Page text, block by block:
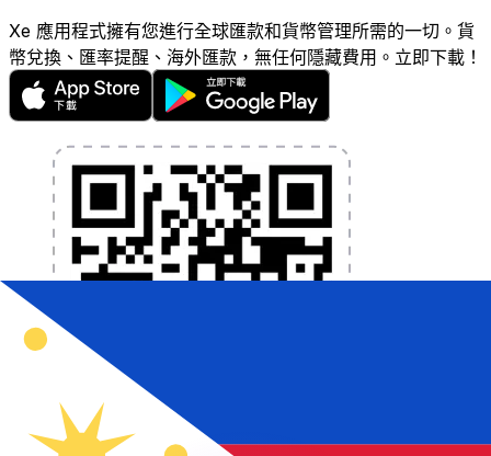
Xe 應用程式擁有您進行全球匯款和貨幣管理所需的一切。貨
幣兌換、匯率提醒、海外匯款，無任何隱藏費用。立即下載！